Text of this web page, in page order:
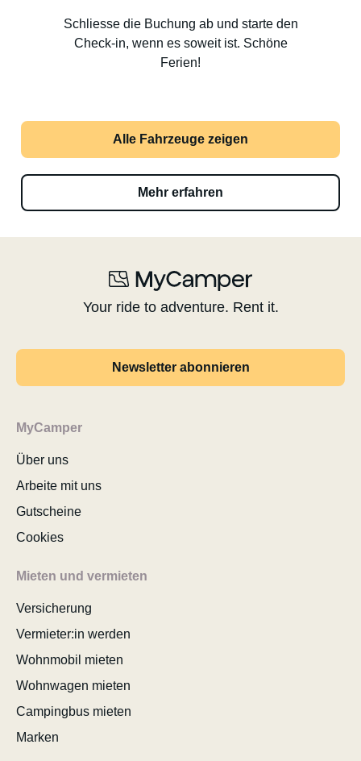
Schliesse die Buchung ab und starte den
Check-in, wenn es soweit ist. Schöne
Ferien!
Alle Fahrzeuge zeigen
Mehr erfahren
Your ride to adventure. Rent it.
Newsletter abonnieren
MyCamper
Über uns
Arbeite mit uns
Gutscheine
Cookies
Mieten und vermieten
Versicherung
Vermieter:in werden
Wohnmobil mieten
Wohnwagen mieten
Campingbus mieten
Marken